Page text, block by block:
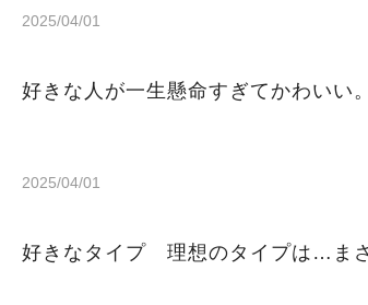
2025/04/01
好きな人が一生懸命すぎてかわいい。
2025/04/01
好きなタイプ 理想のタイプは…ま